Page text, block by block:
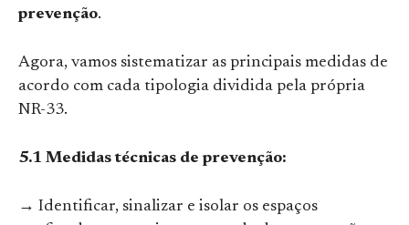
prevenção.
Agora, vamos sistematizar as principais medidas de
acordo com cada tipologia dividida pela própria
NR-33.
5.1 Medidas técnicas de prevenção:
→ Identificar, sinalizar e isolar os espaços